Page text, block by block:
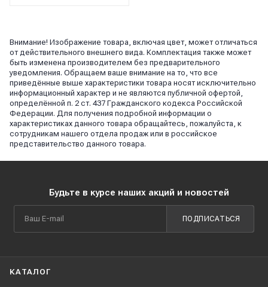
Внимание! Изображение товара, включая цвет, может отличаться
от действительного внешнего вида. Комплектация также может
быть изменена производителем без предварительного
уведомления. Обращаем ваше внимание на то, что все
приведённые выше характеристики товара носят исключительно
информационный характер и не являются публичной офертой,
определённой п. 2 ст. 437 Гражданского кодекса Российской
Федерации. Для получения подробной информации о
характеристиках данного товара обращайтесь, пожалуйста, к
сотрудникам нашего отдела продаж или в российское
представительство данного товара.
Будьте в курсе наших акций и новостей
ПОДПИСАТЬСЯ
КАТАЛОГ